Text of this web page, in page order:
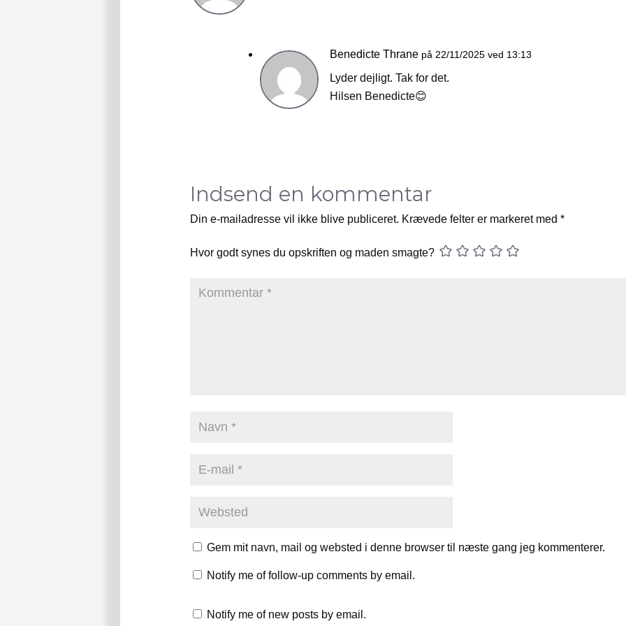
Benedicte Thrane på 22/11/2025 ved 13:13
Lyder dejligt. Tak for det.
Hilsen Benedicte😊
Indsend en kommentar
Din e-mailadresse vil ikke blive publiceret. Krævede felter er markeret med *
Hvor godt synes du opskriften og maden smagte?
Gem mit navn, mail og websted i denne browser til næste gang jeg kommenterer.
Notify me of follow-up comments by email.
Notify me of new posts by email.